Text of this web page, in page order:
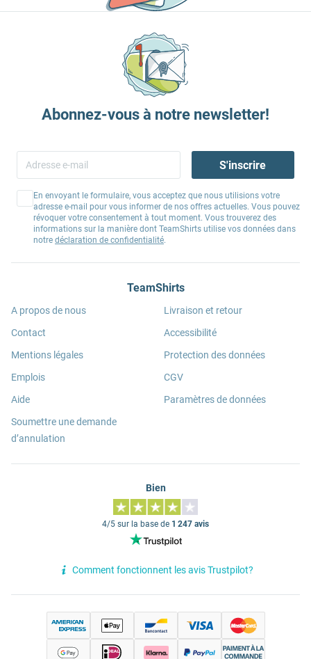
Abonnez-vous à notre newsletter!
S'inscrire
En envoyant le formulaire, vous acceptez que nous utilisions votre
adresse e-mail pour vous informer de nos offres actuelles. Vous pouvez
révoquer votre consentement à tout moment. Vous trouverez des
informations sur la manière dont TeamShirts utilise vos données dans
notre déclaration de confidentialité.
TeamShirts
A propos de nous
Contact
Mentions légales
Emplois
Aide
Soumettre une demande
d’annulation
Livraison et retour
Accessibilité
Protection des données
CGV
Paramètres de données
Bien
4/5 sur la base de 1 247 avis
Comment fonctionnent les avis Trustpilot?